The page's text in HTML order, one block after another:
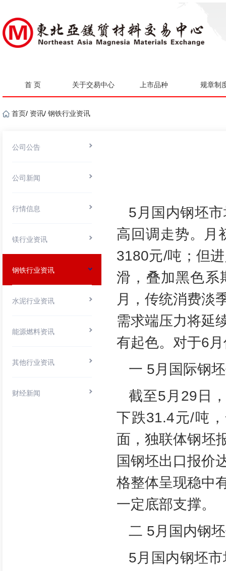
首 页 关于交易中心 上市品种 规章制
首页/ 资讯/ 钢铁行业资讯
公司公告
公司新闻
行情信息
镁行业资讯
钢铁行业资讯
水泥行业资讯
能源燃料资讯
其他行业资讯
财经新闻
5月国内钢坯
高回调走势。月
3180元/吨；但
滑，叠加黑色系
月，传统消费淡
需求端压力将延
有起色。对于6
一 5月国际钢
截至5月29日
下跌31.4元/吨
面，独联体钢坯
国钢坯出口报价
格整体呈现稳中
一定底部支撑。
二 5月国内钢
5月国内钢坯